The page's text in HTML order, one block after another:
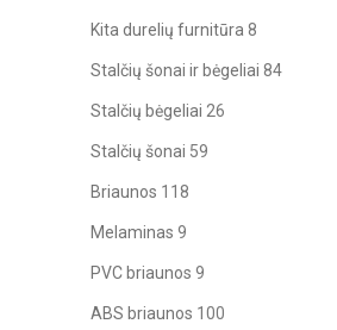
Kita durelių furnitūra 8
Stalčių šonai ir bėgeliai 84
Stalčių bėgeliai 26
Stalčių šonai 59
Briaunos 118
Melaminas 9
PVC briaunos 9
ABS briaunos 100